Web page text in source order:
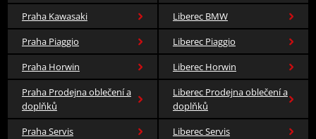
Praha Kawasaki
Liberec BMW
Praha Piaggio
Liberec Piaggio
Praha Horwin
Liberec Horwin
Praha Prodejna oblečení a
doplňků
Liberec Prodejna oblečení a
doplňků
Praha Servis
Liberec Servis